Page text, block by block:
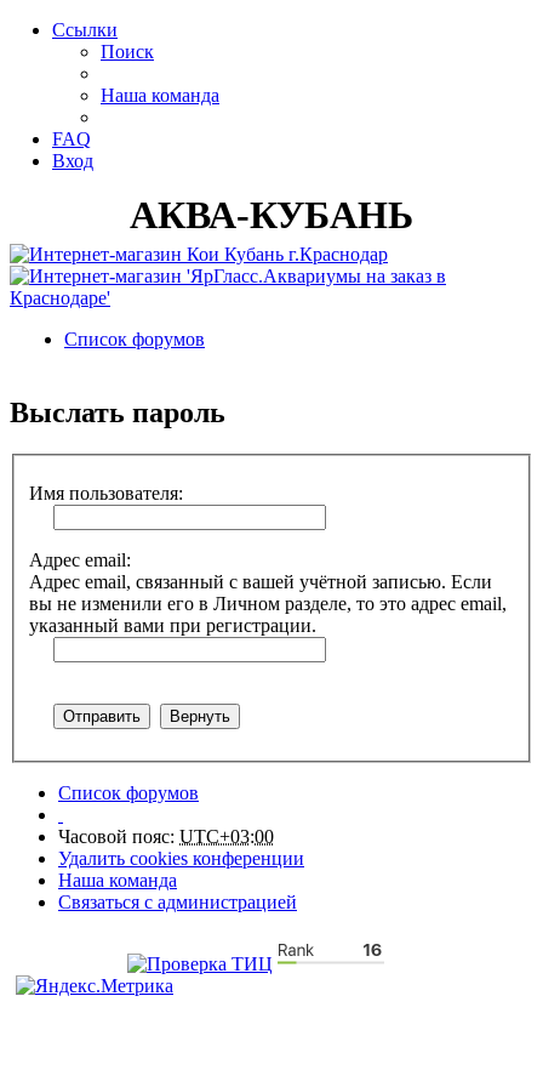
Ссылки
Поиск
Наша команда
FAQ
Вход
АКВА-КУБАНЬ
Список форумов
Выслать пароль
Имя пользователя:
Адрес email:
Адрес email, связанный с вашей учётной записью. Если
вы не изменили его в Личном разделе, то это адрес email,
указанный вами при регистрации.
Список форумов
Часовой пояс: UTC+03:00
Удалить cookies конференции
Наша команда
Связаться с администрацией